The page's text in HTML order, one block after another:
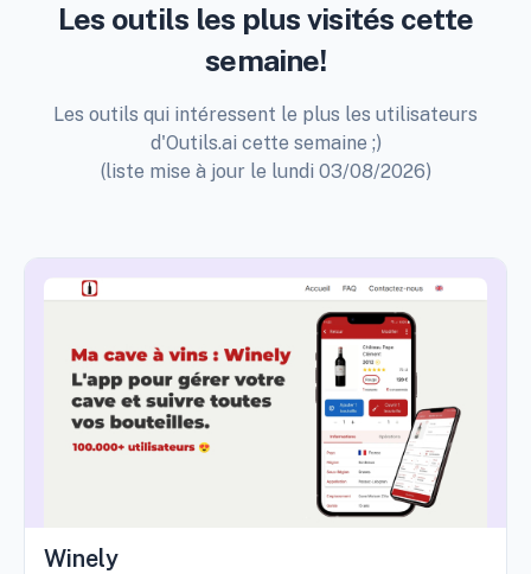
Les outils les plus visités cette
semaine!
Les outils qui intéressent le plus les utilisateurs
d'Outils.ai cette semaine ;)
(liste mise à jour le lundi 03/08/2026)
Winely